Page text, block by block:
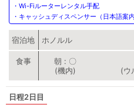
・Wi-Fiルーターレンタル手配
・キャッシュディスペンサー（日本語案内
宿泊地 ホノルル
朝
〇
(機内)
(ウ
2日目